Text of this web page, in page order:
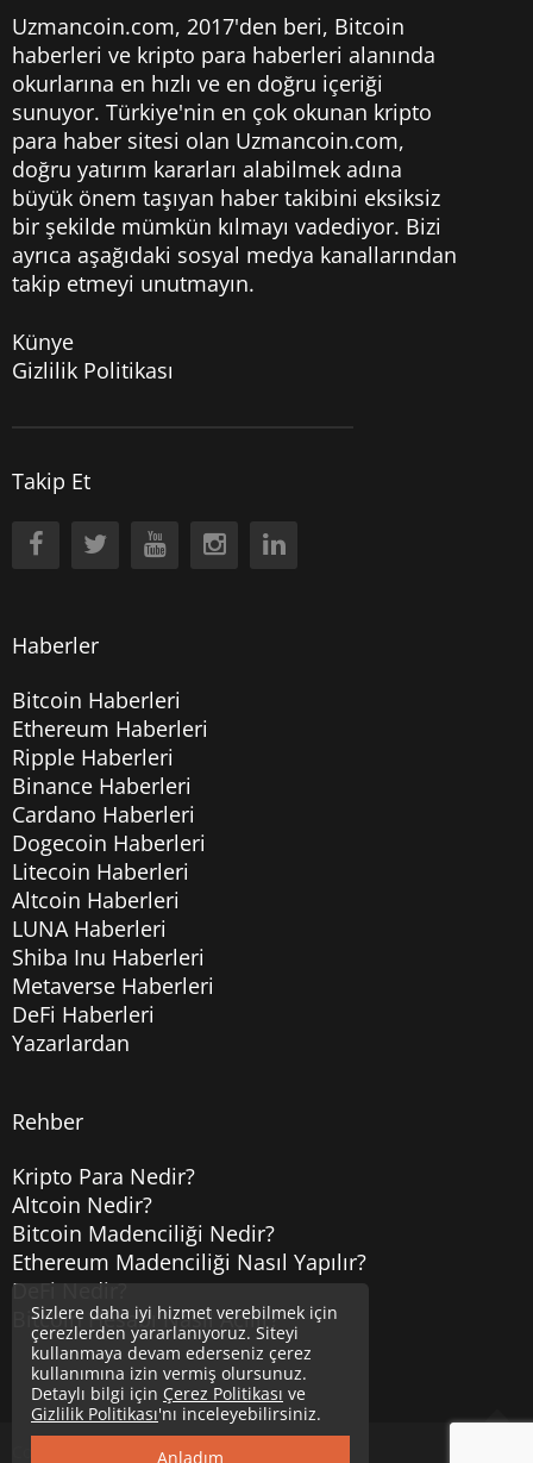
Uzmancoin.com, 2017'den beri, Bitcoin
haberleri ve kripto para haberleri alanında
okurlarına en hızlı ve en doğru içeriği
sunuyor. Türkiye'nin en çok okunan kripto
para haber sitesi olan Uzmancoin.com,
doğru yatırım kararları alabilmek adına
büyük önem taşıyan haber takibini eksiksiz
bir şekilde mümkün kılmayı vadediyor. Bizi
ayrıca aşağıdaki sosyal medya kanallarından
takip etmeyi unutmayın.
Künye
Gizlilik Politikası
Takip Et
Haberler
Bitcoin Haberleri
Ethereum Haberleri
Ripple Haberleri
Binance Haberleri
Cardano Haberleri
Dogecoin Haberleri
Litecoin Haberleri
Altcoin Haberleri
LUNA Haberleri
Shiba Inu Haberleri
Metaverse Haberleri
DeFi Haberleri
Yazarlardan
Rehber
Kripto Para Nedir?
Altcoin Nedir?
Bitcoin Madenciliği Nedir?
Ethereum Madenciliği Nasıl Yapılır?
DeFi Nedir?
Bitcoin Hesabı Nasıl Açılır?
Uzmancoin
Sizlere daha iyi hizmet verebilmek için
çerezlerden yararlanıyoruz. Siteyi
kullanmaya devam ederseniz çerez
kullanımına izin vermiş olursunuz.
Detaylı bilgi için Çerez Politikası ve
Gizlilik Politikası'nı inceleyebilirsiniz.
Anladım